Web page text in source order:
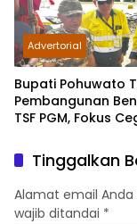
Advertorial
Bupati Pohuwato
Pembangunan
TSF PGM, Fokus
Tinggalkan
Alamat email Anda
wajib ditandai *